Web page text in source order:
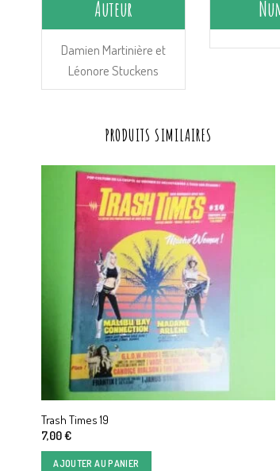
Auteur
Damien Martinière et
Léonore Stuckens
PRODUITS SIMILAIRES
Trash Times 19
7,00€
AJOUTER AU PANIER